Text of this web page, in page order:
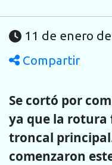
11 de enero
Compartir
Se cortó por
ya que la rotura
troncal
comenzaron